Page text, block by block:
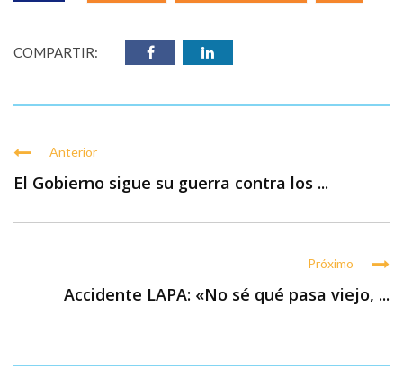
COMPARTIR:
Anterior
El Gobierno sigue su guerra contra los ...
Próximo
Accidente LAPA: «No sé qué pasa viejo, ...